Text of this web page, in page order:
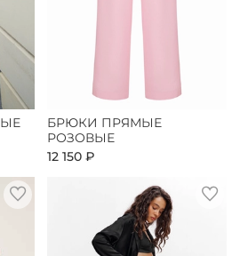
БРЮКИ ПРЯМЫЕ
РОЗОВЫЕ
12 150 ₽